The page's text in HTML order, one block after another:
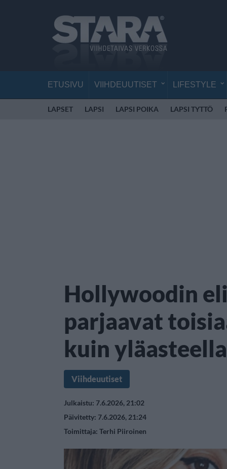
ETUSIVU VIIHDEUUTISET LIFESTYLE
LAPSET LAPSI LAPSI POIKA LAPSI TYTTÖ
Hollywoodin
parjaavat
kuin yläasteella
Viihdeuutiset
Julkaistu: 7.6.2026, 21:02
Päivitetty: 7.6.2026, 21:24
Toimittaja: Terhi Piiroinen